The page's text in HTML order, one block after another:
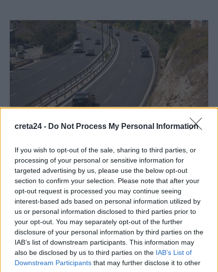
creta24 - Do Not Process My Personal Information
If you wish to opt-out of the sale, sharing to third parties, or
processing of your personal or sensitive information for
targeted advertising by us, please use the below opt-out
section to confirm your selection. Please note that after your
opt-out request is processed you may continue seeing
interest-based ads based on personal information utilized by
us or personal information disclosed to third parties prior to
your opt-out. You may separately opt-out of the further
disclosure of your personal information by third parties on the
IAB’s list of downstream participants. This information may
also be disclosed by us to third parties on the IAB’s List of
Downstream Participants that may further disclose it to other
ΗΡΑΚΛΕΙΟ ΚΡΗΤΗ
Αντίστροφη μέτρηση για τις κρίσιμες
απαλλοτριώσεις στον ΒΟΑΚ!
Αντίστροφη μέτρηση για τις κρίσιμες απαλλοτριώσεις στον
ΒΟΑΚ και στο βασικό τμήμα Ηράκλειο- Χανιά. Αύριο 5 Μαίου
εκδικάζονται…
Κώστας Μπογδανίδης 4 Μαΐου, 2026